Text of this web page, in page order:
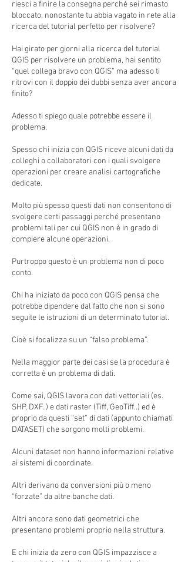
riesci a finire la consegna perché sei rimasto
bloccato, nonostante tu abbia vagato in rete alla
ricerca del tutorial perfetto per risolvere?
Hai girato per giorni alla ricerca del tutorial
QGIS per risolvere un problema, hai sentito
“quel collega bravo con QGIS” ma adesso ti
ritrovi con il doppio dei dubbi senza aver ancora
finito?
Adesso ti spiego quale potrebbe essere il
problema.
Spesso chi inizia con QGIS riceve alcuni dati da
colleghi o collaboratori con i quali svolgere
operazioni per creare analisi cartografiche
dedicate.
Molto più spesso questi dati non consentono di
svolgere certi passaggi perché presentano
problemi tali per cui QGIS non è in grado di
compiere alcune operazioni.
Purtroppo questo è un problema non di poco
conto.
Chi ha iniziato da poco con QGIS pensa che
potrebbe dipendere dal fatto che non si sono
seguite le istruzioni di un determinato tutorial.
Cioè si focalizza su un “falso problema”.
Nella maggior parte dei casi se la procedura è
corretta è un problema di dati.
Come sai, QGIS lavora con dati vettoriali (es.
SHP, DXF..) e dati raster (Tiff, GeoTiff..) ed è
proprio da questi “set” di dati (appunto chiamati
DATASET) che sorgono molti problemi.
Alcuni dataset non hanno informazioni relative
ai sistemi di coordinate.
Altri derivano da conversioni più o meno
“forzate” da altre banche dati.
Altri ancora sono dati geometrici che
presentano problemi proprio nella struttura.
E chi inizia da zero con QGIS impazzisce a